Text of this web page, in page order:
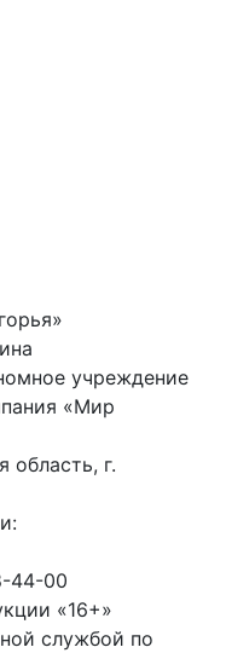
учреждение
«Мир
область, г.
44-00
«16+»
службой по